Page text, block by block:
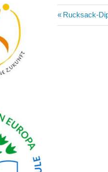
Vorheriger
Beitrag:
Rucksack-